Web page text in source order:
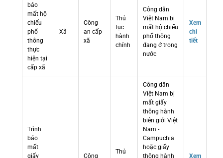
báo
mất hộ
chiếu
phổ
thông
thực
hiện tại
cấp xã
Xã
Công
an cấp
xã
Thủ
tục
hành
chính
Công dân
Việt Nam bị
mất hộ chiếu
phổ thông
đang ở trong
nước
Xem
chi
tiết
Trình
báo
mất
giấy
Công
Thủ
Công dân
Việt Nam bị
mất giấy
thông hành
biên giới Việt
Nam -
Campuchia
hoặc giấy
thông hành
Xem